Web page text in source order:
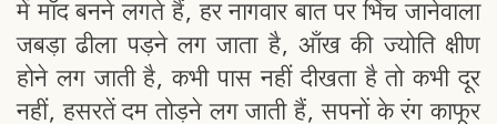
में माँद बनने लगते हैं, हर नागवार बात पर भिंच जानेवाला
जबड़ा ढीला पड़ने लग जाता है, आँख की ज्योति क्षीण
होने लग जाती है, कभी पास नहीं दीखता है तो कभी दूर
नहीं, हसरतें दम तोड़ने लग जाती हैं, सपनों के रंग काफूर